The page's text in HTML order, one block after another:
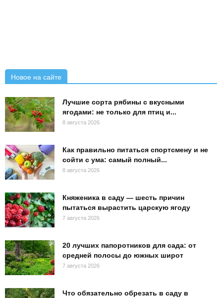
Новое на сайте
Лучшие сорта рябины с вкусными
ягодами: не только для птиц и...
8 августа 2026
Как правильно питаться спортсмену и не
сойти с ума: самый полный...
8 августа 2026
Княженика в саду — шесть причин
пытаться вырастить царскую ягоду
7 августа 2026
20 лучших папоротников для сада: от
средней полосы до южных широт
7 августа 2026
Что обязательно обрезать в саду в